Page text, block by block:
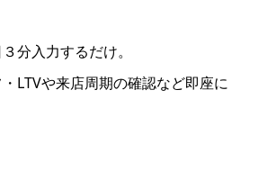
分入力するだけ。
LTVや来店周期の確認など即座に